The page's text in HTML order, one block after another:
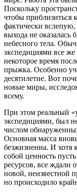
Поскольку
чтобы приблизиться
фактически вслепую,
выхода не оказалась
небесного тела.
экспедициями все же
некоторое время
прыжка. Особенно
десятилетие. Вот
новые миры,
всему.
При этом реальный
экспедициями, был
числом
Основная масса
безжизненна. И хотя
собой ценность
ресурсов, все ждали
новой, неизвестной
но происходило